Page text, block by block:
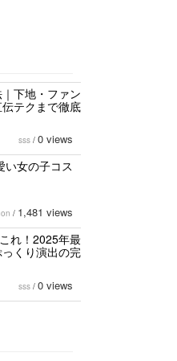
下地・ファン
テクまで徹底
sss / 0 views
い女の子コス
/ 1,481 views
れ！2025年最
くり演出の完
sss / 0 views